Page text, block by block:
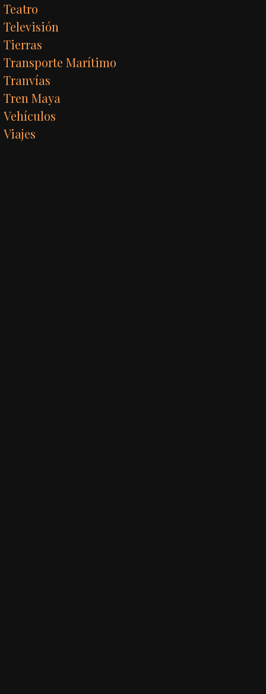
Teatro
Televisión
Tierras
Transporte Marítimo
Tranvías
Tren Maya
Vehículos
Viajes